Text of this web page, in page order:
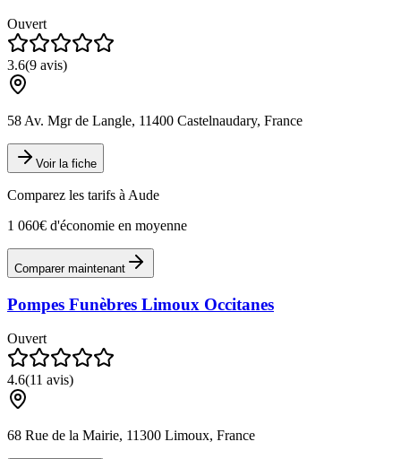
Ouvert
3.6(9 avis)
58 Av. Mgr de Langle, 11400 Castelnaudary, France
Voir la fiche
Comparez les tarifs à Aude
1 060€ d'économie en moyenne
Comparer maintenant
Pompes Funèbres Limoux Occitanes
Ouvert
4.6(11 avis)
68 Rue de la Mairie, 11300 Limoux, France